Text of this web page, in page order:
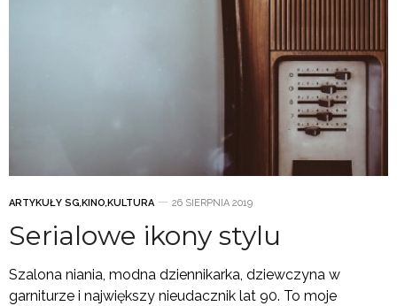
ARTYKUŁY SG,KINO,KULTURA 26 SIERPNIA 2019
Serialowe ikony stylu
Szalona niania, modna dziennikarka, dziewczyna w
garniturze i największy nieudacznik lat 90. To moje